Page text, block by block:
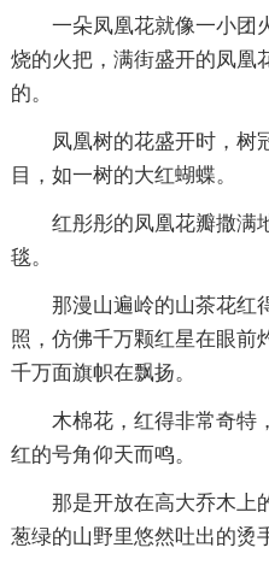
一朵凤凰花就像一小团
烧的火把，满街盛开的凤凰
的。
凤凰树的花盛开时，树
目，如一树的大红蝴蝶。
红彤彤的凤凰花瓣撒满
毯。
那漫山遍岭的山茶花红
照，仿佛千万颗红星在眼前
千万面旗帜在飘扬。
木棉花，红得非常奇特
红的号角仰天而鸣。
那是开放在高大乔木上
葱绿的山野里悠然吐出的烫